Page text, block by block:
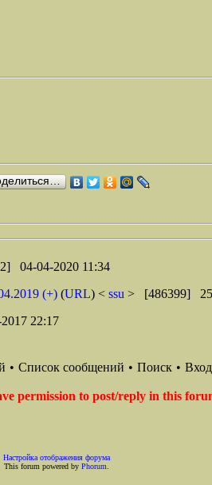
04-04-2020 11:34
(+) (URL) < ssu > [486399]
22:17
• Список сообщений • Поиск •
permission to post/reply in this
Настройка отображения форума
This forum powered by Phorum